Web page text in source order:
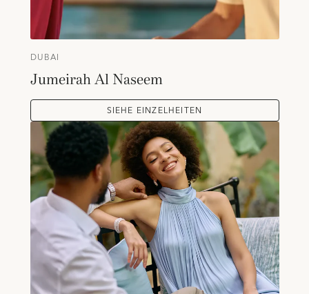
DUBAI
Jumeirah Al Naseem
SIEHE EINZELHEITEN